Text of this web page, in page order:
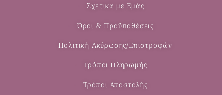
Σχετικά με Εμάς
Όροι & Προϋποθέσεις
Πολιτική Ακύρωσης/Επιστροφών
Τρόποι Πληρωμής
Τρόποι Αποστολής